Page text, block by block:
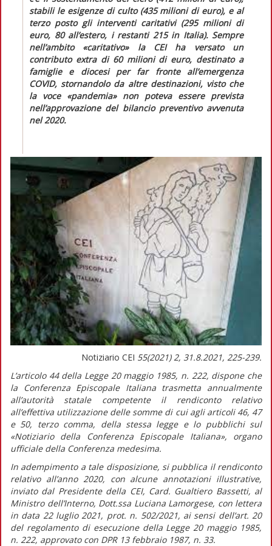
stabili le esigenze di culto (435 milioni di euro), e al
terzo posto gli interventi caritativi (295 milioni di
euro, 80 all’estero, i restanti 215 in Italia). Sempre
nell’ambito «caritativo» la CEI ha versato un
contributo extra di 60 milioni di euro, destinato a
famiglie e diocesi per far fronte all’emergenza
COVID, stornandolo da altre destinazioni, visto che
la voce «pandemia» non poteva essere prevista
nell’approvazione del bilancio preventivo avvenuta
nel 2020.
Notiziario CEI 55(2021) 2, 31.8.2021, 225-239.
L’articolo 44 della Legge 20 maggio 1985, n. 222, dispone che
la Conferenza Episcopale Italiana trasmetta annualmente
all’autorità statale competente il rendiconto relativo
all’effettiva utilizzazione delle somme di cui agli articoli 46, 47
e 50, terzo comma, della stessa legge e lo pubblichi sul
«Notiziario della Conferenza Episcopale Italiana», organo
ufficiale della Conferenza medesima.
In adempimento a tale disposizione, si pubblica il rendiconto
relativo all’anno 2020, con alcune annotazioni illustrative,
inviato dal Presidente della CEI, Card. Gualtiero Bassetti, al
Ministro dell’Interno, Dott.ssa Luciana Lamorgese, con lettera
in data 22 luglio 2021, prot. n. 502/2021, ai sensi dell’art. 20
del regolamento di esecuzione della Legge 20 maggio 1985,
n. 222, approvato con DPR 13 febbraio 1987, n. 33.